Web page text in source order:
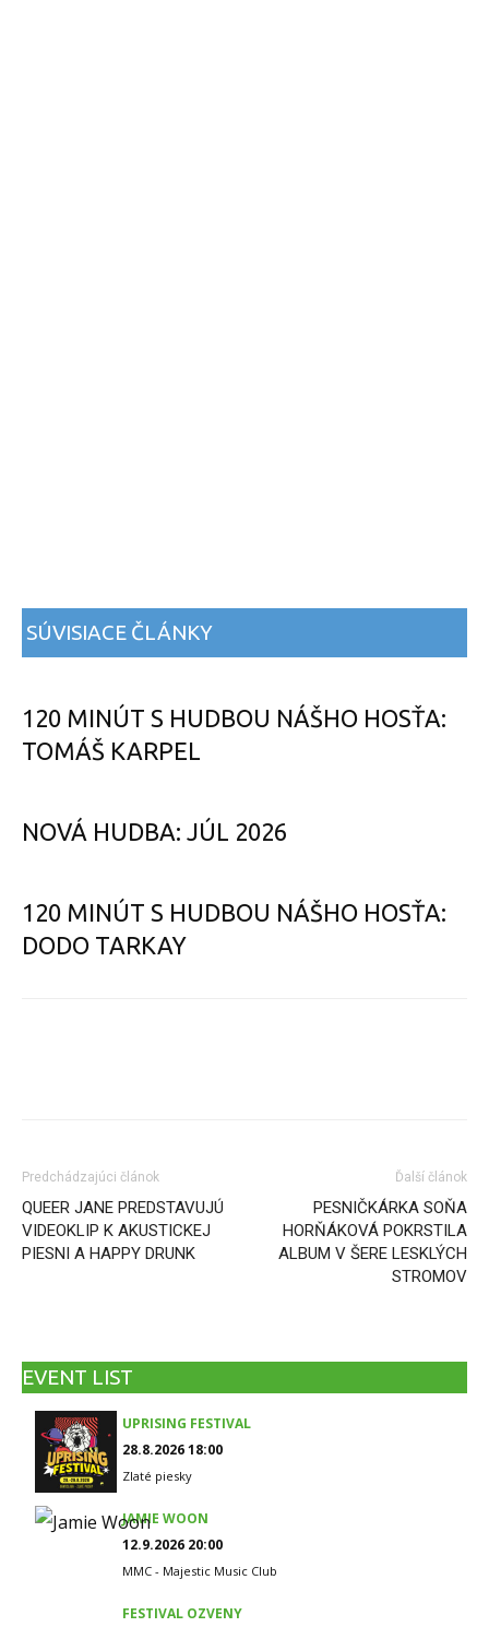
SÚVISIACE ČLÁNKY
120 MINÚT S HUDBOU NÁŠHO HOSŤA:
TOMÁŠ KARPEL
NOVÁ HUDBA: JÚL 2026
120 MINÚT S HUDBOU NÁŠHO HOSŤA:
DODO TARKAY
Predchádzajúci článok
QUEER JANE PREDSTAVUJÚ
VIDEOKLIP K AKUSTICKEJ
PIESNI A HAPPY DRUNK
Ďalší článok
PESNIČKÁRKA SOŇA
HORŇÁKOVÁ POKRSTILA
ALBUM V ŠERE LESKLÝCH
STROMOV
EVENT LIST
UPRISING FESTIVAL
28.8.2026 18:00
Zlaté piesky
JAMIE WOON
12.9.2026 20:00
MMC - Majestic Music Club
FESTIVAL OZVENY